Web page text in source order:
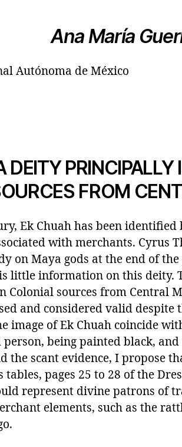
Ana María
Autónoma de México
DEITY PRINCIPALLY
FROM
Ek Chuah has been
with merchants. Cyrus
on Maya gods at the end of
little information on this deity.
Colonial sources from Central
and considered valid despite
image of Ek Chuah coincide
person, being painted black,
the scant evidence, I propose
tables, pages 25 to 28 of the
represent divine patrons of
elements, such as the